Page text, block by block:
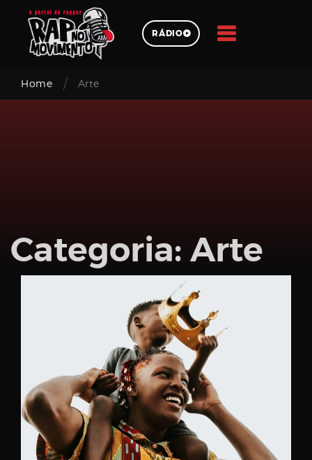
content
RÁDIO
Pesquisar
Email
Remember
Home / Arte
Categoria: Arte